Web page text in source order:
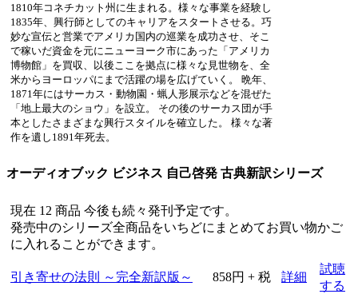
1810年コネチカット州に生まれる。様々な事業を経験し
1835年、興行師としてのキャリアをスタートさせる。巧
妙な宣伝と営業でアメリカ国内の巡業を成功させ、そこ
で稼いだ資金を元にニューヨーク市にあった「アメリカ
博物館」を買収、以後ここを拠点に様々な見世物を、全
米からヨーロッパにまで活躍の場を広げていく。 晩年、
1871年にはサーカス・動物園・蝋人形展示などを混ぜた
「地上最大のショウ」を設立。 その後のサーカス団が手
本としたさまざまな興行スタイルを確立した。 様々な著
作を遺し1891年死去。
オーディオブック ビジネス 自己啓発 古典新訳シリーズ
現在 12 商品 今後も続々発刊予定です。
発売中のシリーズ全商品をいちどにまとめてお買い物かご
に入れることができます。
引き寄せの法則 ～完全新訳版～ 858円 + 税 詳細
試聴
する